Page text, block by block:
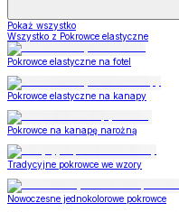
Pokaż wszystko
Wszystko z Pokrowce elastyczne
Pokrowce elastyczne na fotel
Pokrowce elastyczne na kanapy
Pokrowce na kanapę narożną
Tradycyjne pokrowce we wzory
Nowoczesne jednokolorowe pokrowce